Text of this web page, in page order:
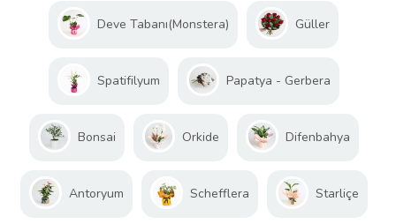
Deve Tabanı(Monstera) Güller
Spatifilyum Papatya - Gerbera
Bonsai Orkide Difenbahya
Antoryum Schefflera Starliçe